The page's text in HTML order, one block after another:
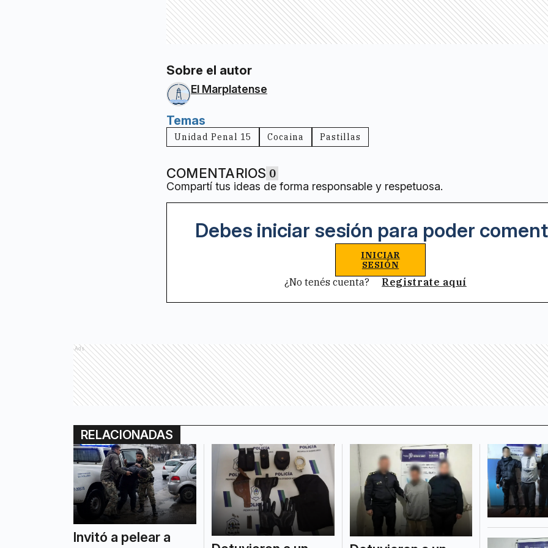
Sobre el autor
El Marplatense
Temas
Unidad Penal 15 Cocaina Pastillas
COMENTARIOS 0
Compartí tus ideas de forma responsable y respetuosa.
Debes iniciar sesión para poder
INICIAR
SESIÓN
¿No tenés cuenta? Registrate aquí
Ads
RELACIONADAS
Invitó a pelear a